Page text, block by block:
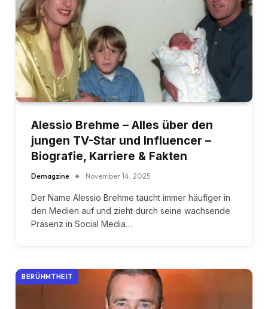
Alessio Brehme – Alles über den
jungen TV-Star und Influencer –
Biografie, Karriere & Fakten
Demagzine November 14, 2025
Der Name Alessio Brehme taucht immer häufiger in
den Medien auf und zieht durch seine wachsende
Präsenz in Social Media…
BERÜHMTHEIT